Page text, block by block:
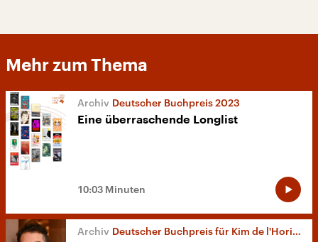
Mehr zum Thema
Deutscher Buchpreis 2023
Eine überraschende Longlist
10:03 Minuten
Deutscher Buchpreis für Kim de l'Horizon